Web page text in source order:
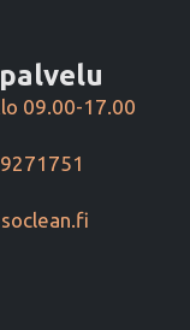
09.00-17.00